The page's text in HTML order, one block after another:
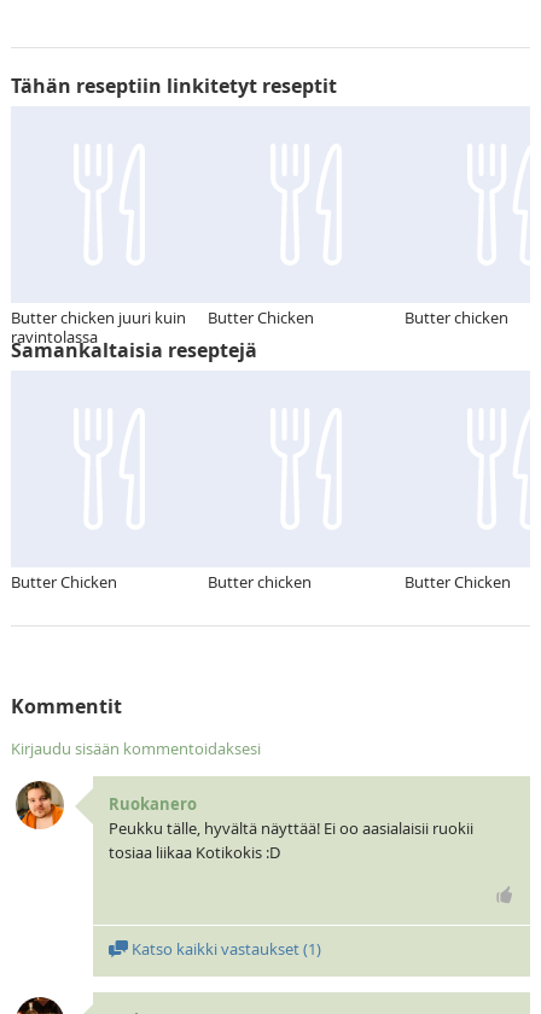
Tähän reseptiin linkitetyt reseptit
Butter chicken juuri kuin
ravintolassa
Butter Chicken Butter chicken
Samankaltaisia reseptejä
Butter Chicken Butter chicken Butter Chicken
Kommentit
Kirjaudu sisään kommentoidaksesi
Ruokanero
Peukku tälle, hyvältä näyttää! Ei oo aasialaisii ruokii
tosiaa liikaa Kotikokis :D
Katso kaikki vastaukset (1)